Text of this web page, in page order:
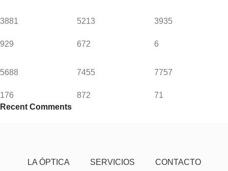
3881
929
5213
672
3935
6
5688
176
7455
872
7757
71
Recent Comments
LA ÓPTICA SERVICIOS CONTACTO